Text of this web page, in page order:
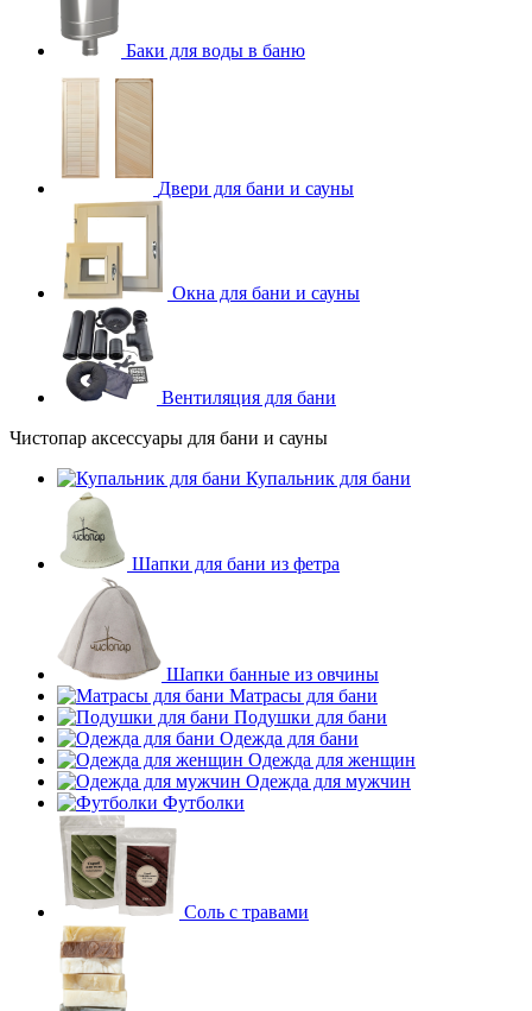
Баки для воды в баню
Двери для бани и сауны
Окна для бани и сауны
Вентиляция для бани
Чистопар аксессуары для бани и сауны
Купальник для бани
Шапки для бани из фетра
Шапки банные из овчины
Матрасы для бани
Подушки для бани
Одежда для бани
Одежда для женщин
Одежда для мужчин
Футболки
Соль с травами